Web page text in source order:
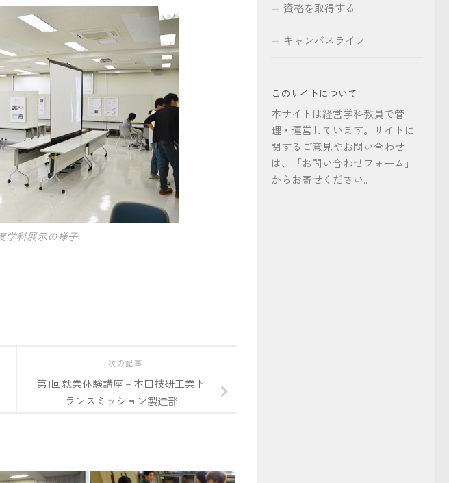
学科展示の様子
次の記事
第1回就業体験講座－本田技研工業ト
ランスミッション製造部
資格を取得する
キャンパスライフ
このサイトについて
本サイトは経営学科教員で管
理・運営しています。サイトに
関するご意見やお問い合わせ
は、「お問い合わせフォーム」
からお寄せください。